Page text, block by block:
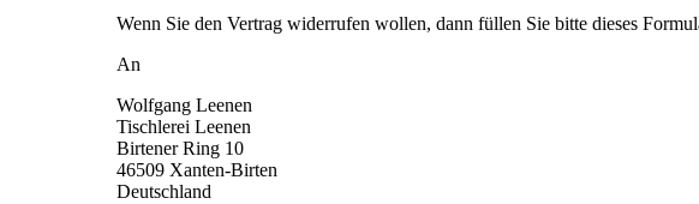
Wenn Sie den Vertrag widerrufen wollen, dann füllen Sie bitte dieses
An
Wolfgang Leenen
Tischlerei Leenen
Birtener Ring 10
46509 Xanten-Birten
Deutschland